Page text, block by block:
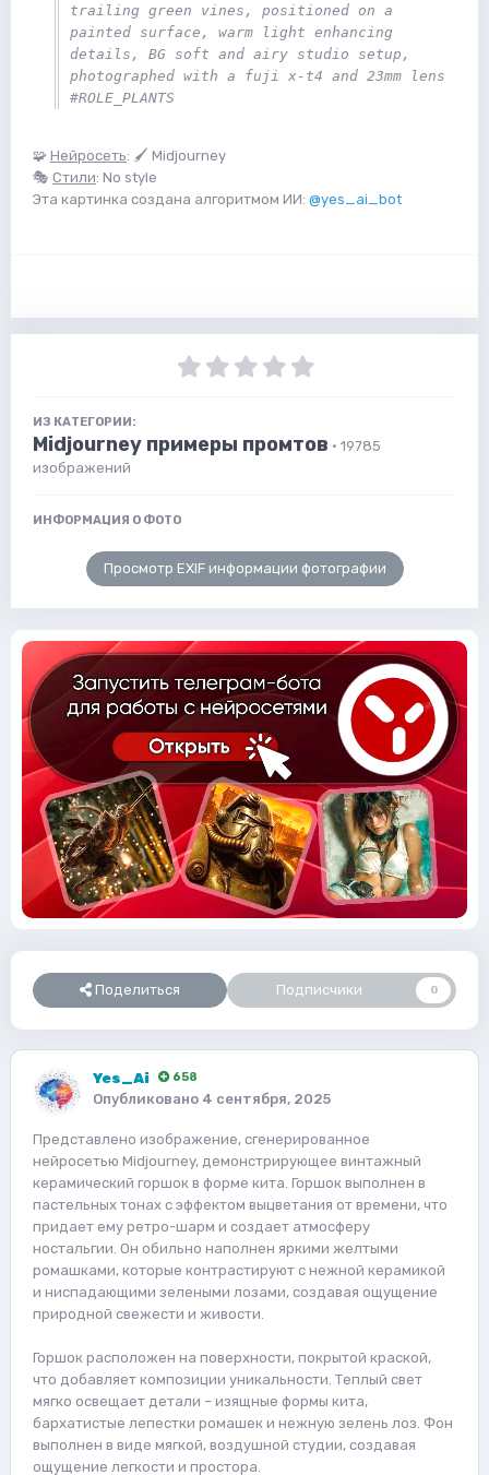
trailing green vines, positioned on a
painted surface, warm light enhancing
details, BG soft and airy studio setup,
photographed with a fuji x-t4 and 23mm lens
#ROLE_PLANTS
🧩 Нейросеть: 🖌 Midjourney
🎭 Стили: No style
Эта картинка создана алгоритмом ИИ: @yes_ai_bot
ИЗ КАТЕГОРИИ:
Midjourney примеры промтов · 19785
изображений
ИНФОРМАЦИЯ О ФОТО
Просмотр EXIF информации фотографии
Поделиться Подписчики 0
Yes_Ai 658
Опубликовано 4 сентября, 2025
Представлено изображение, сгенерированное
нейросетью Midjourney, демонстрирующее винтажный
керамический горшок в форме кита. Горшок выполнен в
пастельных тонах с эффектом выцветания от времени, что
придает ему ретро-шарм и создает атмосферу
ностальгии. Он обильно наполнен яркими желтыми
ромашками, которые контрастируют с нежной керамикой
и ниспадающими зелеными лозами, создавая ощущение
природной свежести и живости.
Горшок расположен на поверхности, покрытой краской,
что добавляет композиции уникальности. Теплый свет
мягко освещает детали – изящные формы кита,
бархатистые лепестки ромашек и нежную зелень лоз. Фон
выполнен в виде мягкой, воздушной студии, создавая
ощущение легкости и простора.